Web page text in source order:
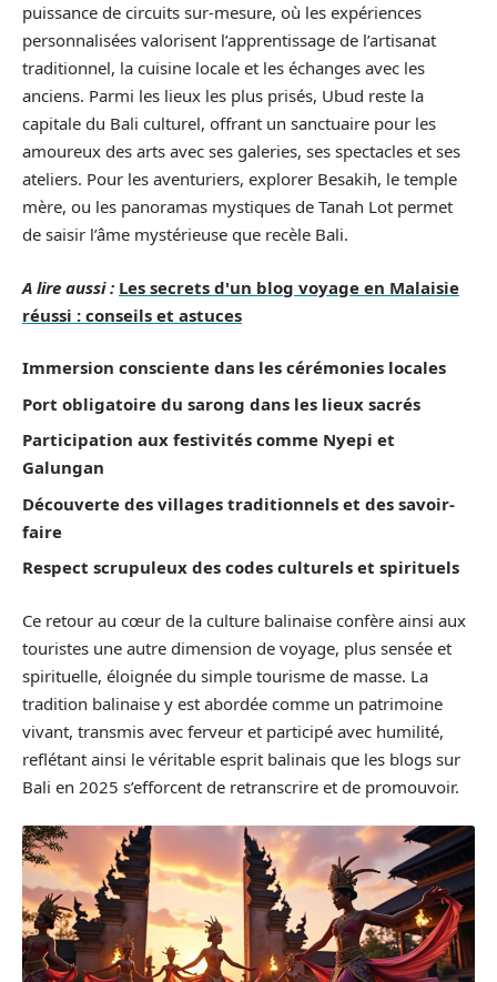
puissance de circuits sur-mesure, où les expériences
personnalisées valorisent l’apprentissage de l’artisanat
traditionnel, la cuisine locale et les échanges avec les
anciens. Parmi les lieux les plus prisés, Ubud reste la
capitale du Bali culturel, offrant un sanctuaire pour les
amoureux des arts avec ses galeries, ses spectacles et ses
ateliers. Pour les aventuriers, explorer Besakih, le temple
mère, ou les panoramas mystiques de Tanah Lot permet
de saisir l’âme mystérieuse que recèle Bali.
A lire aussi : Les secrets d'un blog voyage en Malaisie
réussi : conseils et astuces
Immersion consciente dans les cérémonies locales
Port obligatoire du sarong dans les lieux sacrés
Participation aux festivités comme Nyepi et
Galungan
Découverte des villages traditionnels et des savoir-
faire
Respect scrupuleux des codes culturels et spirituels
Ce retour au cœur de la culture balinaise confère ainsi aux
touristes une autre dimension de voyage, plus sensée et
spirituelle, éloignée du simple tourisme de masse. La
tradition balinaise y est abordée comme un patrimoine
vivant, transmis avec ferveur et participé avec humilité,
reflétant ainsi le véritable esprit balinais que les blogs sur
Bali en 2025 s’efforcent de retranscrire et de promouvoir.